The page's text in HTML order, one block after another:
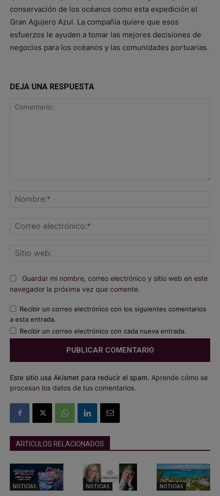
conservación de los océanos como esta expedición el
Gran Agujero Azul. La compañía quiere que esos
esfuerzos le ayuden a tomar las mejores decisiones de
negocios para los océanos y las comunidades portuarias.
DEJA UNA RESPUESTA
Guardar mi nombre, correo electrónico y sitio web en este
navegador la próxima vez que comente.
Recibir un correo electrónico con los siguientes comentarios
a esta entrada.
Recibir un correo electrónico con cada nueva entrada.
Este sitio usa Akismet para reducir el spam. Aprende cómo se
procesan los datos de tus comentarios.
ARTICULOS RELACIONADOS
NOTICIAS NOTICIAS NOTICIAS